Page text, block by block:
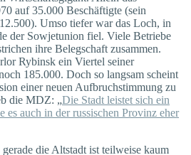
auf 35.000 Beschäftigte (sein
Umso tiefer war das Loch, in
der Sowjetunion fiel. Viele Betriebe
ihre Belegschaft zusammen.
Rybinsk ein Viertel seiner
185.000. Doch so langsam scheint
einer neuen Aufbruchstimmung zu
die MDZ: „Die Stadt leistet sich ein
auch in der russischen Provinz eher
die Altstadt ist teilweise kaum